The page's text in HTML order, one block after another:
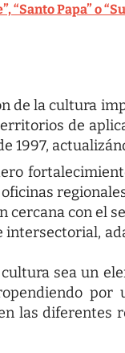
“Santo Papa” o
de la cultura
de
1997,
cercana con el
sea un
por
las diferentes